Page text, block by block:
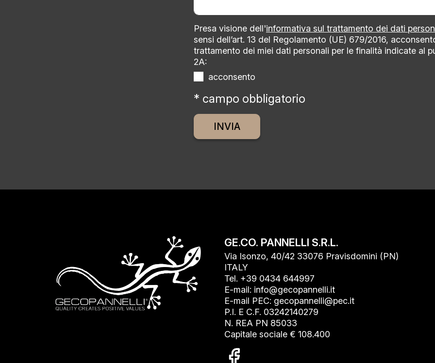
Presa visione dell'informativa sul trattamento dei dati
sensi dell’art. 13 del Regolamento (UE) 679/2016,
trattamento dei miei dati personali per le finalità indicate al
2A:
acconsento
* campo obbligatorio
GE.CO. PANNELLI S.R.L.
Via Isonzo, 40/42 33076 Pravisdomini (PN)
ITALY
Tel. +39 0434 644997
E-mail: info@gecopannelli.it
E-mail PEC: gecopannelli@pec.it
P.I. E C.F. 03242140279
N. REA PN 85033
Capitale sociale € 108.400